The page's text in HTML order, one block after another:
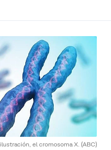
ilustración, el cromosoma X. (ABC)